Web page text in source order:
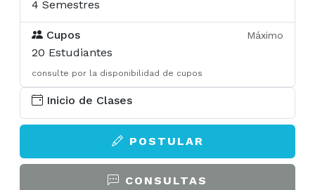
U-Cursos
U-Tesis
4 Semestres
Cupos Máximo
20 Estudiantes
consulte por la disponibilidad de cupos
Inicio de Clases
POSTULAR
CONSULTAS